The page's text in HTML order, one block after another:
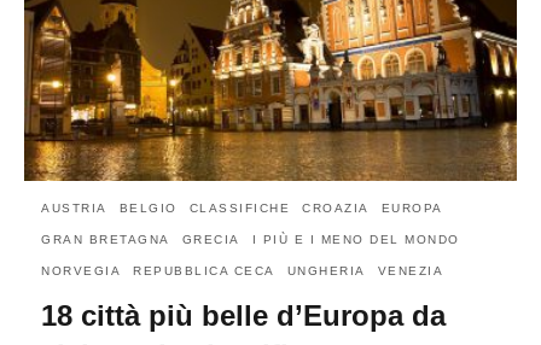
AUSTRIA BELGIO CLASSIFICHE CROAZIA EUROPA
GRAN BRETAGNA GRECIA I PIÙ E I MENO DEL MONDO
NORVEGIA REPUBBLICA CECA UNGHERIA VENEZIA
18 città più belle d’Europa da